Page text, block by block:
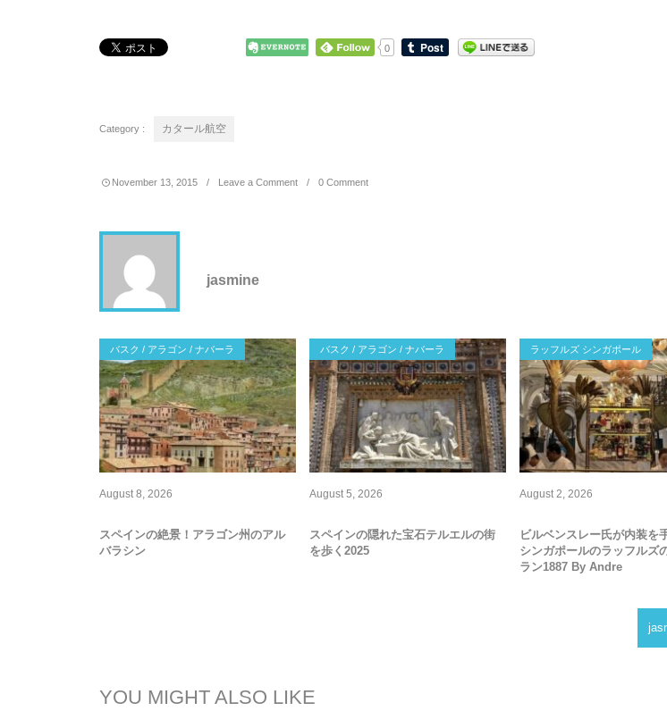
0
Category : カタール航空
November 13 ,2015 Leave a Comment 0 Comment
jasmine
バスク / アラゴン / ナバーラ
August 8 2026
スペインの絶景！アラゴン州のアル
バラシン
バスク / アラゴン / ナバーラ
August 5 2026
スペインの隠れた宝石テルエルの街
を歩く2025
ラッフルズ シンガポール
August 2 2026
ビルベンスレー氏が内装を
シンガポールのラッフルズ
ラン1887 By Andre
YOU MIGHT ALSO LIKE